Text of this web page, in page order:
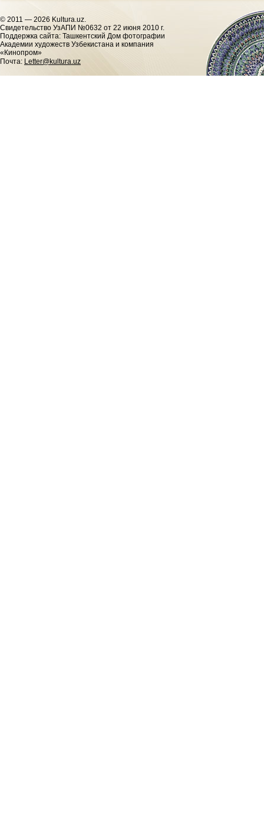
© 2011 — 2026 Kultura.uz.
Cвидетельство УзАПИ №0632 от 22 июня 2010 г.
Поддержка сайта: Ташкентский Дом фотографии
Академии художеств Узбекистана и компания
«Кинопром»
Почта: Letter@kultura.uz